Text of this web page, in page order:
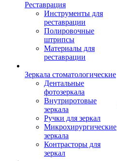
Реставрация
Инструменты для
реставрации
Полировочные
штрипсы
Материалы для
реставрации
Зеркала стоматологические
Дентальные
фотозеркала
Внутриротовые
зеркала
Ручки для зеркал
Микрохирургические
зеркала
Контрасторы для
зеркал